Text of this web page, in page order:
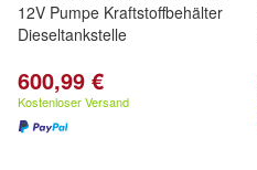
12V Pumpe Kraftstoffbehälter
Dieseltankstelle
600,99 €
Kostenloser Versand